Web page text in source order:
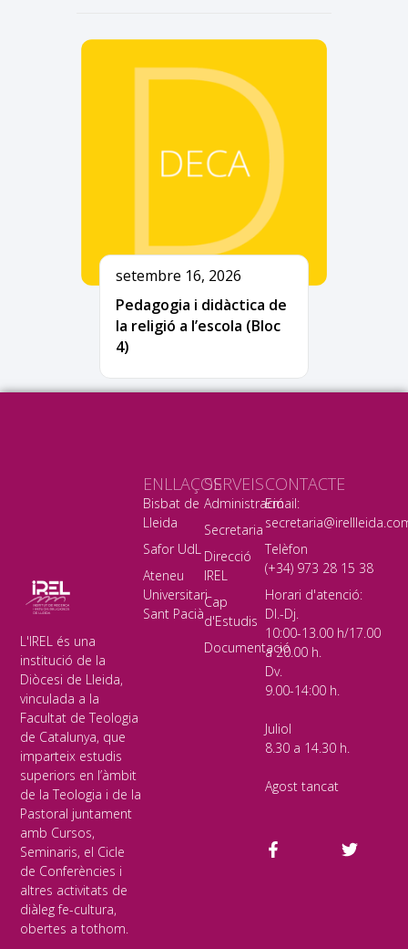
setembre 16, 2026
Pedagogia i didàctica de
la religió a l’escola (Bloc
4)
L'IREL és una
institució de la
Diòcesi de Lleida,
vinculada a la
Facultat de Teologia
de Catalunya, que
imparteix estudis
superiors en l’àmbit
de la Teologia i de la
Pastoral juntament
amb Cursos,
Seminaris, el Cicle
de Conferències i
altres activitats de
diàleg fe-cultura,
obertes a tothom.
SERVEIS
Administració
Secretaria
Direcció
IREL
Cap
d'Estudis
Documentació
ENLLAÇOS
Bisbat de
Lleida
Safor UdL
Ateneu
Universitari
Sant Pacià
CONTACTE
Email:
Telèfon
(+34) 973 28 15 38
Horari d'atenció:
Dl.-Dj.
10:00-13.00 h/17.00
a 20.00 h.
Dv.
9.00-14:00 h.
Juliol
8.30 a 14.30 h.
Agost tancat